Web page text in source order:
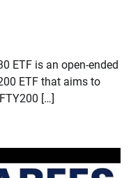
ETF is an open-ended
ETF that aims to
[…]